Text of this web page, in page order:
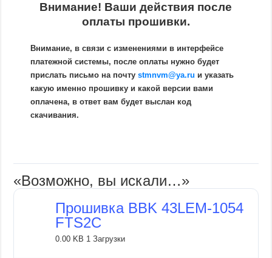
Внимание! Ваши действия после
оплаты прошивки.
Внимание, в связи с изменениями в интерфейсе
платежной системы, после оплаты нужно будет
прислать письмо на почтуstmnvm@ya.ru и указать
какую именно прошивку и какой версии вами
оплачена, в ответ вам будет выслан код
скачивания.
«Возможно, вы искали…»
Прошивка BBK 43LEM-1054
FTS2C
0.00 KB 1 Загрузки